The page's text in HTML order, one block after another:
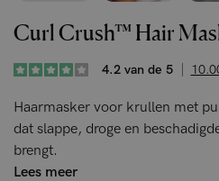
Curl Crush™ Hair
4.2 van de 5
Haarmasker voor krullen met
dat slappe, droge en
brengt.
Lees meer